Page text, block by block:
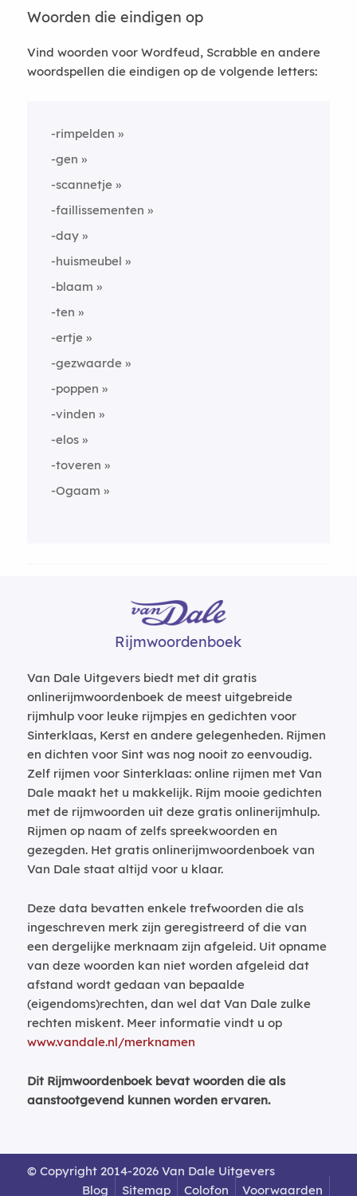
Woorden die eindigen op
Vind woorden voor Wordfeud, Scrabble en andere
woordspellen die eindigen op de volgende letters:
-rimpelden
-gen
-scannetje
-faillissementen
-day
-huismeubel
-blaam
-ten
-ertje
-gezwaarde
-poppen
-vinden
-elos
-toveren
-Ogaam
Rijmwoordenboek
Van Dale Uitgevers biedt met dit gratis
onlinerijmwoordenboek de meest uitgebreide
rijmhulp voor leuke rijmpjes en gedichten voor
Sinterklaas, Kerst en andere gelegenheden. Rijmen
en dichten voor Sint was nog nooit zo eenvoudig.
Zelf rijmen voor Sinterklaas: online rijmen met Van
Dale maakt het u makkelijk. Rijm mooie gedichten
met de rijmwoorden uit deze gratis onlinerijmhulp.
Rijmen op naam of zelfs spreekwoorden en
gezegden. Het gratis onlinerijmwoordenboek van
Van Dale staat altijd voor u klaar.
Deze data bevatten enkele trefwoorden die als
ingeschreven merk zijn geregistreerd of die van
een dergelijke merknaam zijn afgeleid. Uit opname
van deze woorden kan niet worden afgeleid dat
afstand wordt gedaan van bepaalde
(eigendoms)rechten, dan wel dat Van Dale zulke
rechten miskent. Meer informatie vindt u op
www.vandale.nl/merknamen
Dit Rijmwoordenboek bevat woorden die als
aanstootgevend kunnen worden ervaren.
© Copyright 2014-2026 Van Dale Uitgevers
Blog
Sitemap Colofon Voorwaarden